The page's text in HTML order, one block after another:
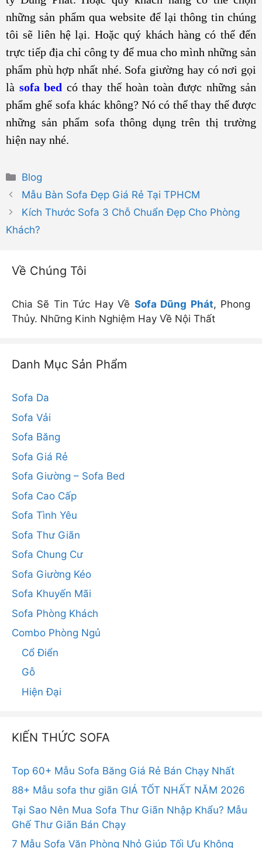
những sản phẩm qua website để lại thông tin chúng
tôi sẽ liên hệ lại. Hoặc quý khách hàng có thể đến
trực tiếp địa chỉ công ty để mua cho mình những sản
phẩm phù hợp nhất nhé. Sofa giường hay có nơi gọi
là sofa bed có thay thế hoàn toàn được những sản
phẩm ghế sofa khác không? Nó có thể thay thế được
những sản phẩm sofa thông dụng trên thị trường
hiện nay nhé.
Danh
mục
Blog
Mẫu Bàn Sofa Đẹp Giá Rẻ Tại TPHCM
Kích Thước Sofa 3 Chỗ Chuẩn Đẹp Cho Phòng
Khách?
Về Chúng Tôi
Chia Sẽ Tin Tức Hay Về Sofa Dũng Phát, Phong
Thủy. Những Kinh Nghiệm Hay Về Nội Thất
Danh Mục Sản Phẩm
Sofa Da
Sofa Vải
Sofa Băng
Sofa Giá Rẻ
Sofa Giường – Sofa Bed
Sofa Cao Cấp
Sofa Tình Yêu
Sofa Thư Giãn
Sofa Chung Cư
Sofa Giường Kéo
Sofa Khuyến Mãi
Sofa Phòng Khách
Combo Phòng Ngủ
Cổ Điển
Gỗ
Hiện Đại
KIẾN THỨC SOFA
Top 60+ Mẫu Sofa Băng Giá Rẻ Bán Chạy Nhất
88+ Mẫu sofa thư giãn GIÁ TỐT NHẤT NĂM 2026
Tại Sao Nên Mua Sofa Thư Giãn Nhập Khẩu? Mẫu
Ghế Thư Giãn Bán Chạy
7 Mẫu Sofa Văn Phòng Nhỏ Giúp Tối Ưu Không